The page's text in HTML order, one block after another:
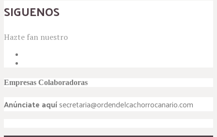
SIGUENOS
Hazte fan nuestro
Empresas Colaboradoras
Anúnciate aquísecretaria@ordendelcachorrocanario.com